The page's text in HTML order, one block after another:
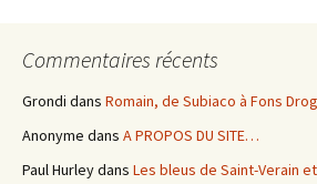
Commentaires récents
Grondi dans Romain, de Subiaco à Fons
Anonyme dans A PROPOS DU SITE…
Paul Hurleydans Les bleus de Saint-Verain